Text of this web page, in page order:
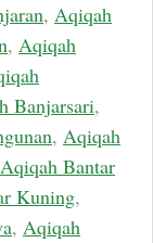
, Aqiqah
, Aqiqah
Banjarsari,
, Aqiqah
Aqiqah Bantar
Kuning,
, Aqiqah